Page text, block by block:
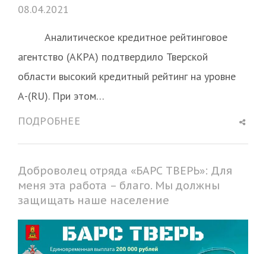
08.04.2021
Аналитическое кредитное рейтинговое
агентство (АКРА) подтвердило Тверской
области высокий кредитный рейтинг на уровне
А-(RU). При этом…
ПОДРОБНЕЕ
post
Доброволец отряда «БАРС ТВЕРЬ»: Для
меня эта работа – благо. Мы должны
защищать наше население